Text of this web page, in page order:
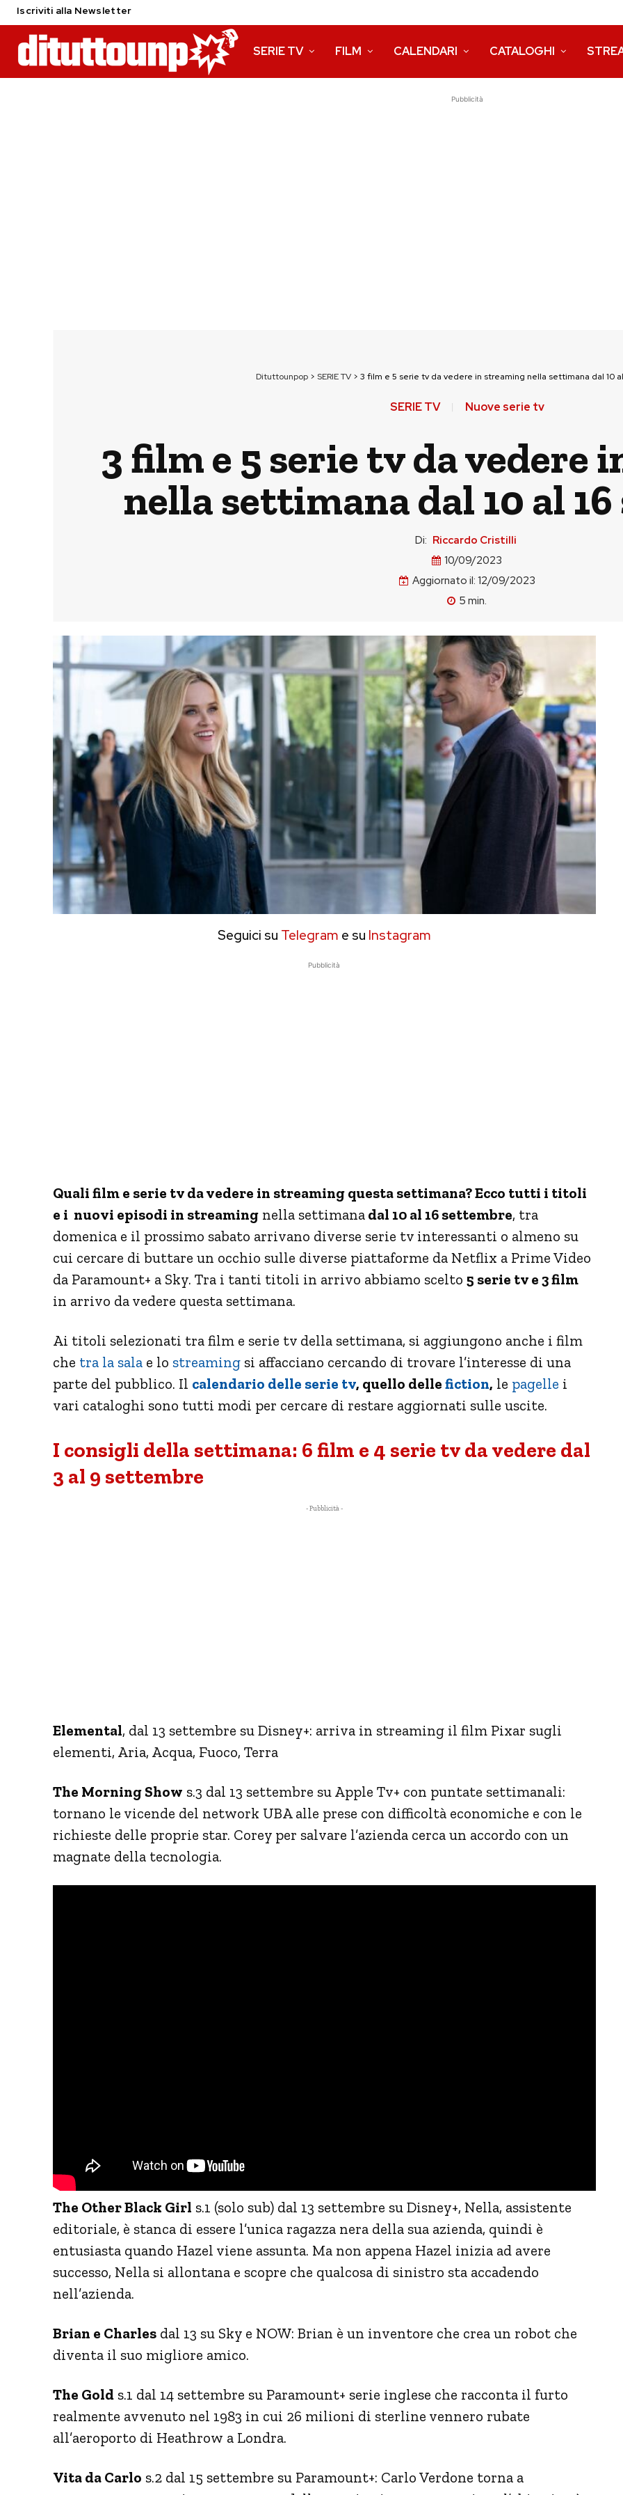
Iscriviti alla Newsletter
SERIE TV FILM CALENDARI CATALOGHI
Pubblicità
Dituttounpop> SERIE TV> 3 film e 5 serie tv da vedere in streaming nella settimana dal 10
SERIE TV Nuove serie tv
3 film e 5 serie tv da vedere
nella settimana dal 10 al
Di: Riccardo Cristilli
10/09/2023
Aggiornato il: 12/09/2023
5 min.
Seguici su Telegram e su Instagram
Pubblicità
Quali film e serie tv da vedere in streaming questa settimana? Ecco tutti i titoli
e i nuovi episodi in streaming nella settimana dal 10 al 16 settembre, tra
domenica e il prossimo sabato arrivano diverse serie tv interessanti o almeno su
cui cercare di buttare un occhio sulle diverse piattaforme da Netflix a Prime Video
da Paramount+ a Sky. Tra i tanti titoli in arrivo abbiamo scelto 5 serie tv e 3 film
in arrivo da vedere questa settimana.
Ai titoli selezionati tra film e serie tv della settimana, si aggiungono anche i film
che tra la sala e lo streaming si affacciano cercando di trovare l’interesse di una
parte del pubblico. Il calendario delle serie tv, quello delle fiction, le pagelle i
vari cataloghi sono tutti modi per cercare di restare aggiornati sulle uscite.
I consigli della settimana: 6 film e 4 serie tv da vedere dal
3 al 9 settembre
- Pubblicità -
Elemental, dal 13 settembre su Disney+: arriva in streaming il film Pixar sugli
elementi, Aria, Acqua, Fuoco, Terra
The Morning Show s.3 dal 13 settembre su Apple Tv+ con puntate settimanali:
tornano le vicende del network UBA alle prese con difficoltà economiche e con le
richieste delle proprie star. Corey per salvare l’azienda cerca un accordo con un
magnate della tecnologia.
The Other Black Girl s.1 (solo sub) dal 13 settembre su Disney+, Nella, assistente
editoriale, è stanca di essere l’unica ragazza nera della sua azienda, quindi è
entusiasta quando Hazel viene assunta. Ma non appena Hazel inizia ad avere
successo, Nella si allontana e scopre che qualcosa di sinistro sta accadendo
nell’azienda.
Brian e Charles dal 13 su Sky e NOW: Brian è un inventore che crea un robot che
diventa il suo migliore amico.
The Gold s.1 dal 14 settembre su Paramount+ serie inglese che racconta il furto
realmente avvenuto nel 1983 in cui 26 milioni di sterline vennero rubate
all’aeroporto di Heathrow a Londra.
Vita da Carlo s.2 dal 15 settembre su Paramount+: Carlo Verdone torna a